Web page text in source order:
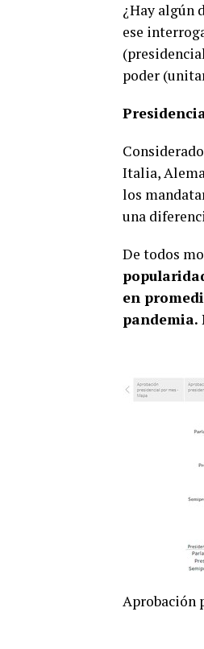
¿Hay algún
ese
poder
Italia,
los
una
De todos
en
pandemia.
Aprobación